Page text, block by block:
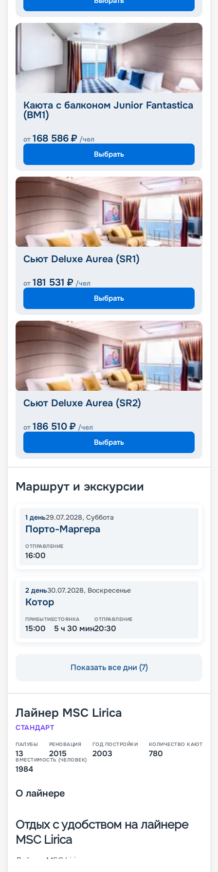
Каюта с балконом Junior Fantastica
(BM1)
от 168 586 ₽ /чел
Выбрать
Сьют Deluxe Aurea (SR1)
от 181 531 ₽ /чел
Выбрать
Сьют Deluxe Aurea (SR2)
от 186 510 ₽ /чел
Выбрать
Маршрут и экскурсии
1 день29.07.2028, Суббота
Порто-Маргера
ОТПРАВЛЕНИЕ
16:00
2 день30.07.2028, Воскресенье
Котор
ПРИБЫТИЕ
15:00
СТОЯНКА
5 ч 30 мин
ОТПРАВЛЕНИЕ
20:30
Показать все дни (7)
Лайнер MSC Lirica
СТАНДАРТ
ПАЛУБЫ
13
РЕНОВАЦИЯ
2015
ГОД ПОСТРОЙКИ
2003
КОЛИЧЕСТВО КАЮТ
780
ВМЕСТИМОСТЬ (ЧЕЛОВЕК)
1984
О лайнере
Отдых с удобством на лайнере
MSC Lirica
Лайнер MSC Lirica сочетает высокие